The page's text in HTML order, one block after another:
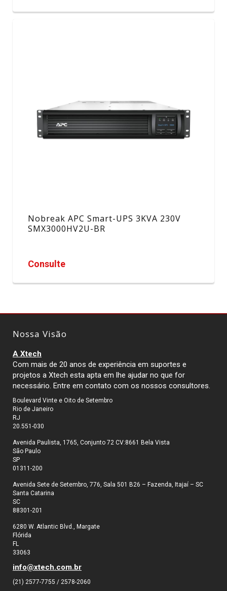
Nobreak APC Smart-UPS 3KVA 230V
SMX3000HV2U-BR
Consulte
Nossa Visão
A Xtech
Com mais de 20 anos de experiência em suportes e
projetos a Xtech esta apta em lhe ajudar no que for
necessário. Entre em contato com os nossos consultores.
Boulevard Vinte e Oito de Setembro
Rio de Janeiro
RJ
20.551-030
Avenida Paulista, 1765, Conjunto 72 CV:8661 Bela Vista
São Paulo
SP
01311-200
Avenida Sete de Setembro, 776, Sala 501 B26 – Fazenda, Itajaí – SC
Santa Catarina
SC
88301-201
6280 W. Atlantic Blvd., Margate
Flórida
FL
33063
info@xtech.com.br
(21) 2577-7755 / 2578-2060